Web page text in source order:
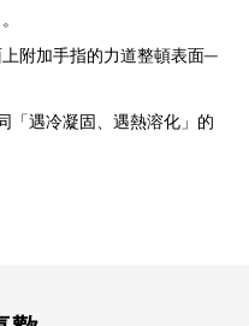
附加手指的力道整頓表面─
「遇冷凝固、遇熱溶化」的